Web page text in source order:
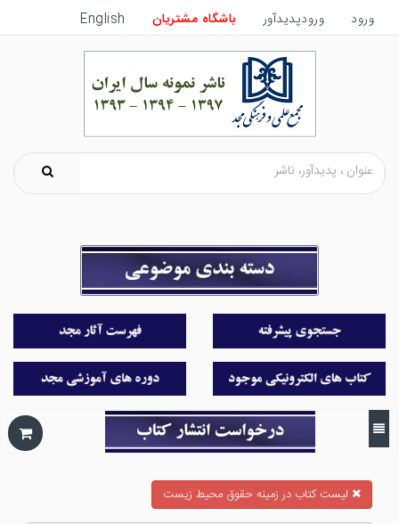
ورود ورودپدیدآور باشگاه مشتریان English
ليست كتاب در زمينه حقوق محيط زيست